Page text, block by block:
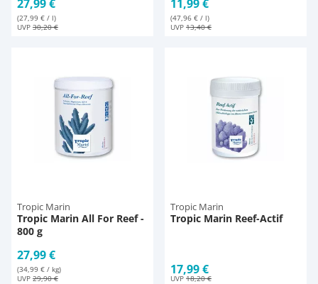
27,99 €
(27,99 € / l)
UVP 30,20 €
11,99 €
(47,96 € / l)
UVP 13,40 €
Tropic Marin
Tropic Marin All For Reef -
800 g
27,99 €
(34,99 € / kg)
UVP 29,90 €
Tropic Marin
Tropic Marin Reef-Actif
17,99 €
UVP18,20 €